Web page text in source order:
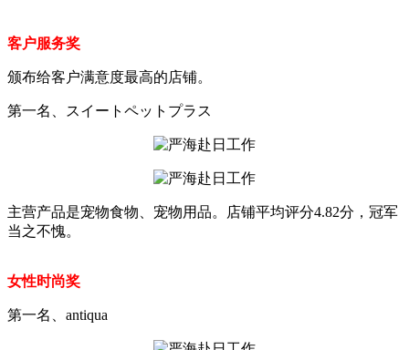
客户服务奖
颁布给客户满意度最高的店铺。
第一名、スイートペットプラス
主营产品是宠物食物、宠物用品。店铺平均评分4.82分，冠军
当之不愧。
女性时尚奖
第一名、antiqua